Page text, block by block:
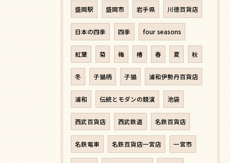
盛岡駅 盛岡市 岩手県 川徳百貨店
日本の四季 四季 four seasons
紅葉 菊 梅 椿 春 夏 秋
冬 子猫柄 子猫 浦和伊勢丹百貨店
浦和 伝統とモダンの競演 池袋
西武百貨店 西武鉄道 名鉄百貨店
名鉄電車 名鉄百貨店一宮店 一宮市